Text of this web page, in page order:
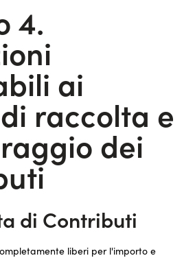
4.
ai
raccolta e
dei
di Contributi
liberi per l'importo e